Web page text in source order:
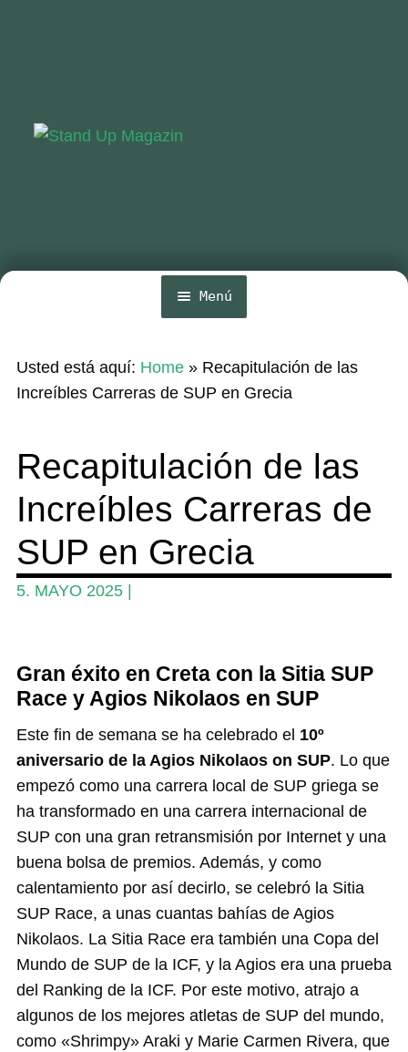
Menú
Wing y Foil
Guia
Mi cuenta
Usted está aquí: Home» Recapitulación de las
Increíbles Carreras de SUP en Grecia
Recapitulación de las
Increíbles Carreras de
SUP en Grecia
5. MAYO 2025|
Gran éxito en Creta con la Sitia SUP
Race y Agios Nikolaos en SUP
Este fin de semana se ha celebrado el 10º
aniversario de la Agios Nikolaos on SUP. Lo que
empezó como una carrera local de SUP griega se
ha transformado en una carrera internacional de
SUP con una gran retransmisión por Internet y una
buena bolsa de premios. Además, y como
calentamiento por así decirlo, se celebró la Sitia
SUP Race, a unas cuantas bahías de Agios
Nikolaos. La Sitia Race era también una Copa del
Mundo de SUP de la ICF, y la Agios era una prueba
del Ranking de la ICF. Por este motivo, atrajo a
algunos de los mejores atletas de SUP del mundo,
como «Shrimpy» Araki y Marie Carmen Rivera, que